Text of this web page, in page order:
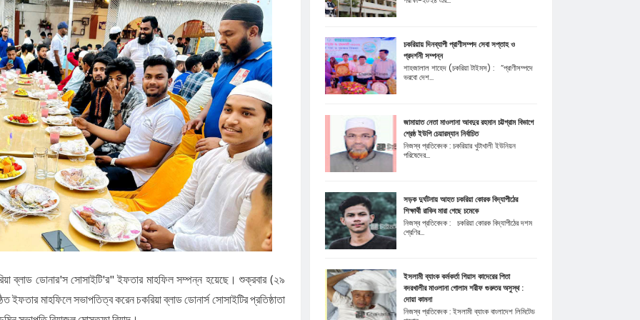
অনুষ্ঠিত
তাসরিফুল
শতাধিক
আলোচনা
ব্লাড ডোনার'স সোসাইটি'র" ইফতার মাহফিল সম্পন্ন হয়েছে। শুক্রবার (২৯
ইফতার মাহফিলে সভাপতিত্ব করেন চকরিয়া ব্লাড ডোনার্স সোসাইটির প্রতিষ্ঠাতা
চকরিয়ায় দিনব্যাপী প্রাণীসম্পদ সেবা সপ্তাহ ও
প্রদর্শনী সম্পন্ন
শাহজালাল শাহেদ (চকরিয়া টাইমস) : “প্রাণীসম্পদে
ভরবো দেশ...
জামায়াত নেতা মাওলানা আবদুর রহমান চট্টগ্রাম বিভাগে
শ্রেষ্ঠ ইউপি চেয়ারম্যান নির্বাচিত
নিজস্ব প্রতিবেদক : চকরিয়ার খুটাখালী ইউনিয়ন
পরিষেদের...
সড়ক দুর্ঘটনায় আহত চকরিয়া কোরক বিদ্যাপীঠের
শিক্ষার্থী রাকিব মারা গেছে চমেকে
নিজস্ব প্রতিবেদক : চকরিয়া কোরক বিদ্যাপীঠের দশম
শ্রেণির...
ইসলামী ব্যাংক কর্মকর্তা গিয়াস কাদেরের পিতা
বদরখালীর মাওলানা গোলাম শরীফ গুরুতর অসুস্থ :
দোয়া কামনা
নিজস্ব প্রতিবেদক : ইসলামী ব্যাংক বাংলাদেশ লিমিটেড